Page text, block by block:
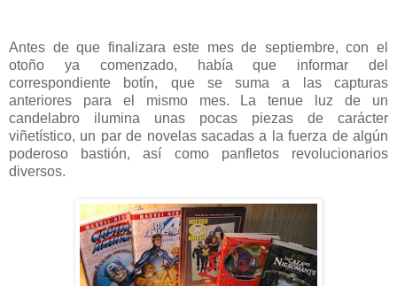
Antes de que finalizara este mes de septiembre, con el
otoño ya comenzado, había que informar del
correspondiente botín, que se suma a las capturas
anteriores para el mismo mes. La tenue luz de un
candelabro ilumina unas pocas piezas de carácter
viñetístico, un par de novelas sacadas a la fuerza de algún
poderoso bastión, así como panfletos revolucionarios
diversos.